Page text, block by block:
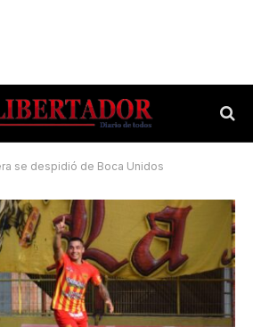
se despidió de Boca Unidos